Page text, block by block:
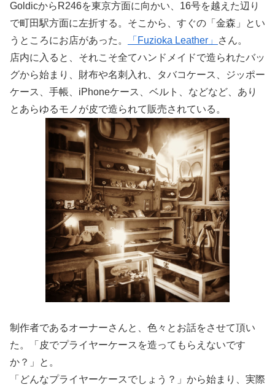
GoldicからR246を東京方面に向かい、16号を越えた辺り
で町田駅方面に左折する。そこから、すぐの「金森」とい
うところにお店があった。
「Fuzioka Leather」
さん。
店内に入ると、それこそ全てハンドメイドで造られたバッ
グから始まり、財布や名刺入れ、タバコケース、ジッポー
ケース、手帳、iPhoneケース、ベルト、などなど、あり
とあらゆるモノが皮で造られて販売されている。
制作者であるオーナーさんと、色々とお話をさせて頂い
た。「皮でプライヤーケースを造ってもらえないです
か？」と。
「どんなプライヤーケースでしょう？」から始まり、実際